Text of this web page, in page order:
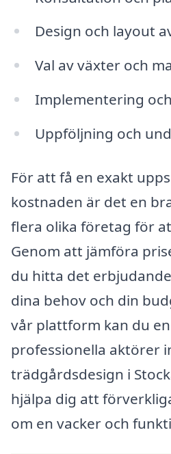
Design och layout
Val av växter och
Implementering
Uppföljning och
För att få en exakt
kostnaden är det en
flera olika företag för
Genom att jämföra
du hitta det
dina behov och din
vår plattform kan du
professionella aktörer
trädgårdsdesign i
hjälpa dig att
om en vacker och